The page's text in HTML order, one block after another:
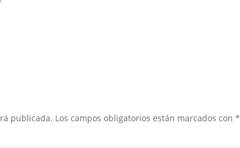
publicada. Los campos obligatorios están marcados con*